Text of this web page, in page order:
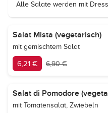
Alle Salate werden mit
Salat Mista (vegetarisch)
mit gemischtem Salat
6,21 € 6,90 €
Salat di Pomodore
mit Tomatensalat, Zwiebeln